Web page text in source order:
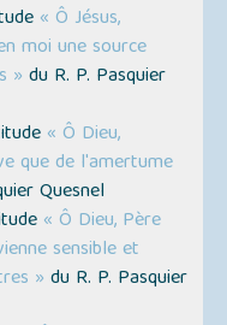
« Ô Jésus,
moi une source
» du R. P. Pasquier
« Ô Dieu,
que de l'amertume
Quesnel
« Ô Dieu, Père
sensible et
» du R. P. Pasquier